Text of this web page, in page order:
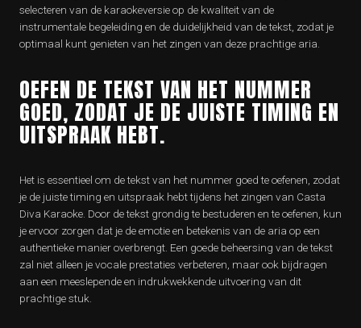
selecteren van de karaokeversie op de kwaliteit van de
instrumentale begeleiding en de duidelijkheid van de tekst, zodat je
optimaal kunt genieten van het zingen van deze prachtige aria.
OEFEN DE TEKST VAN HET NUMMER
GOED, ZODAT JE DE JUISTE TIMING EN
UITSPRAAK HEBT.
Het is essentieel om de tekst van het nummer goed te oefenen, zodat
je de juiste timing en uitspraak hebt tijdens het zingen van Casta
Diva Karaoke. Door de tekst grondig te bestuderen en te oefenen, kun
je ervoor zorgen dat je de emotie en betekenis van de aria op een
authentieke manier overbrengt. Een goede beheersing van de tekst
zal niet alleen je vocale prestaties verbeteren, maar ook bijdragen
aan een meeslepende en indrukwekkende uitvoering van dit
prachtige stuk.